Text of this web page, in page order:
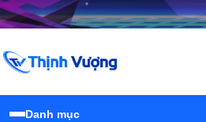
Danh mục